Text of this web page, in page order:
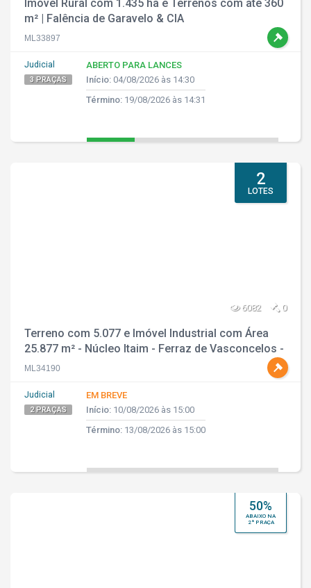
Imóvel Rural com 1.435 ha e Terrenos com até 360
m² | Falência de Garavelo & CIA
ML33897
Judicial
3 PRAÇAS
ABERTO PARA LANCES
Início: 04/08/2026 às 14:30
Término: 19/08/2026 às 14:31
2
LOTES
6082 0
Terreno com 5.077 e Imóvel Industrial com Área
25.877 m² - Núcleo Itaim - Ferraz de Vasconcelos -
SP
ML34190
Judicial
2 PRAÇAS
EM BREVE
Início: 10/08/2026 às 15:00
Término: 13/08/2026 às 15:00
50%
ABAIXO NA
2ª PRAÇA